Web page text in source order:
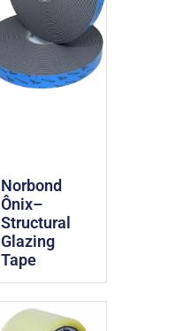
Norbond
Ônix–
Structural
Glazing
Tape